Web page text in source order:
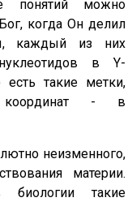
понятий можно
когда Он делил
каждый из них
в Y-
такие метки,
- в
неизменного,
материи.
биологии такие